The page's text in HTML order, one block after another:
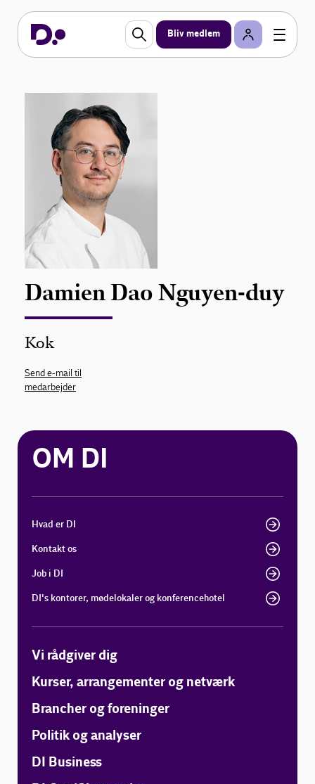
Bliv medlem
Damien Dao Nguyen-duy
Kok
Send e-mail til
medarbejder
OM DI
Hvad er DI
Kontakt os
Job i DI
DI's kontorer, mødelokaler og konferencehotel
Vi rådgiver dig
Kurser, arrangementer og netværk
Brancher og foreninger
Politik og analyser
DI Business